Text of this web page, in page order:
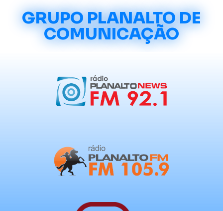
GRUPO PLANALTO DE
COMUNICAÇÃO